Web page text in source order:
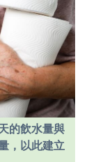
的飲水量與
，以此建立